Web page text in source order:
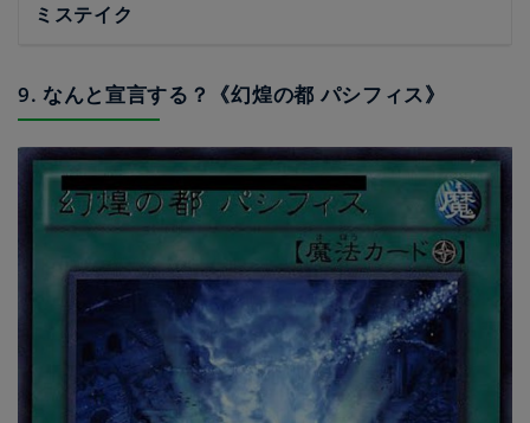
ミステイク
9. なんと宣言する？《幻煌の都 パシフィス》